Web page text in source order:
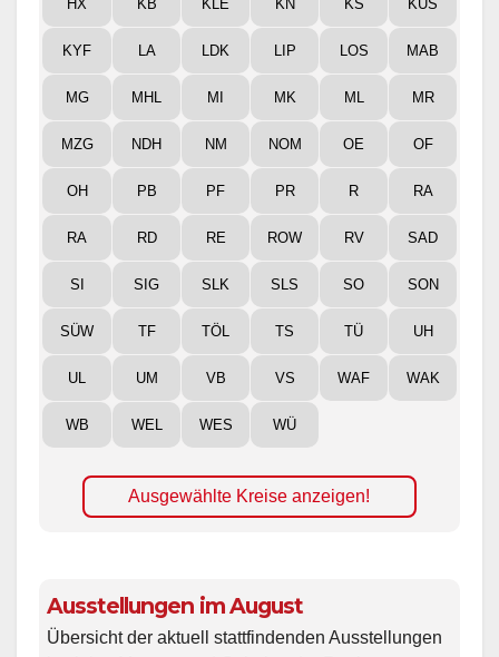
HX KB KLE KN KS KUS
KYF LA LDK LIP LOS MAB
MG MHL MI MK ML MR
MZG NDH NM NOM OE OF
OH PB PF PR R RA
RA RD RE ROW RV SAD
SI SIG SLK SLS SO SON
SÜW TF TÖL TS TÜ UH
UL UM VB VS WAF WAK
WB WEL WES WÜ
Ausgewählte Kreise anzeigen!
Ausstellungen im August
Übersicht der aktuell stattfindenden Ausstellungen